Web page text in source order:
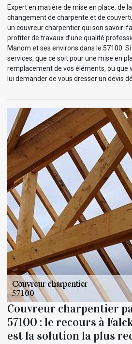
Expert en matière de mise en place, de
changement de charpente et de
un couvreur charpentier qui son savoir-
profiter de travaux d’une qualité
Manom et ses environs dans le 57100.
services, que ce soit pour une mise en
remplacement de vos éléments, ou que
lui demander de vous dresser un devis
Couvreur charpentier
57100 : le recours à
est la solution la plus